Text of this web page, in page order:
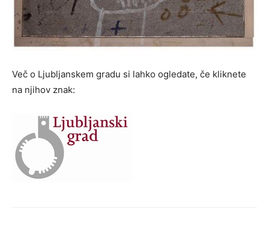
Več o Ljubljanskem gradu si lahko ogledate, če kliknete
na njihov znak: